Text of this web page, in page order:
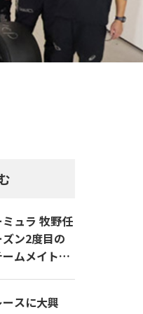
ュラ 牧野任
ン2度目の
ムメイトで
スに大興